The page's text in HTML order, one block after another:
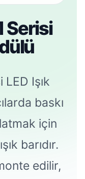
Serisi
Işık
baskı
için
barıdır.
edilir,